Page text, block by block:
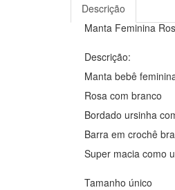
Descrição
Manta Feminina
Descrição:
Manta bebê
Rosa com branco
Bordado ursinha
Barra em crochê
Super macia como
Tamanho único